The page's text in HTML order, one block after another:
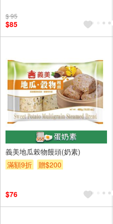
$ 95
$85
義美地瓜榖物饅頭(奶素)
滿額9折
贈$200
$76